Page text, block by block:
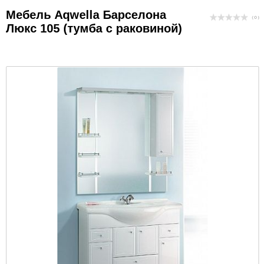
Мебель Aqwella Барселона
Люкс 105 (тумба с раковиной)
( 0 )